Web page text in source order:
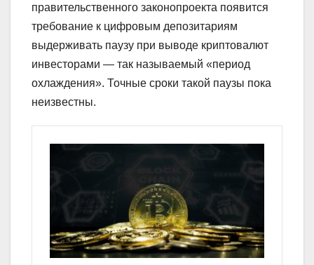
правительственного законопроекта появится
требование к цифровым депозитариям
выдерживать паузу при выводе криптовалют
инвесторами — так называемый «период
охлаждения». Точные сроки такой паузы пока
неизвестны.